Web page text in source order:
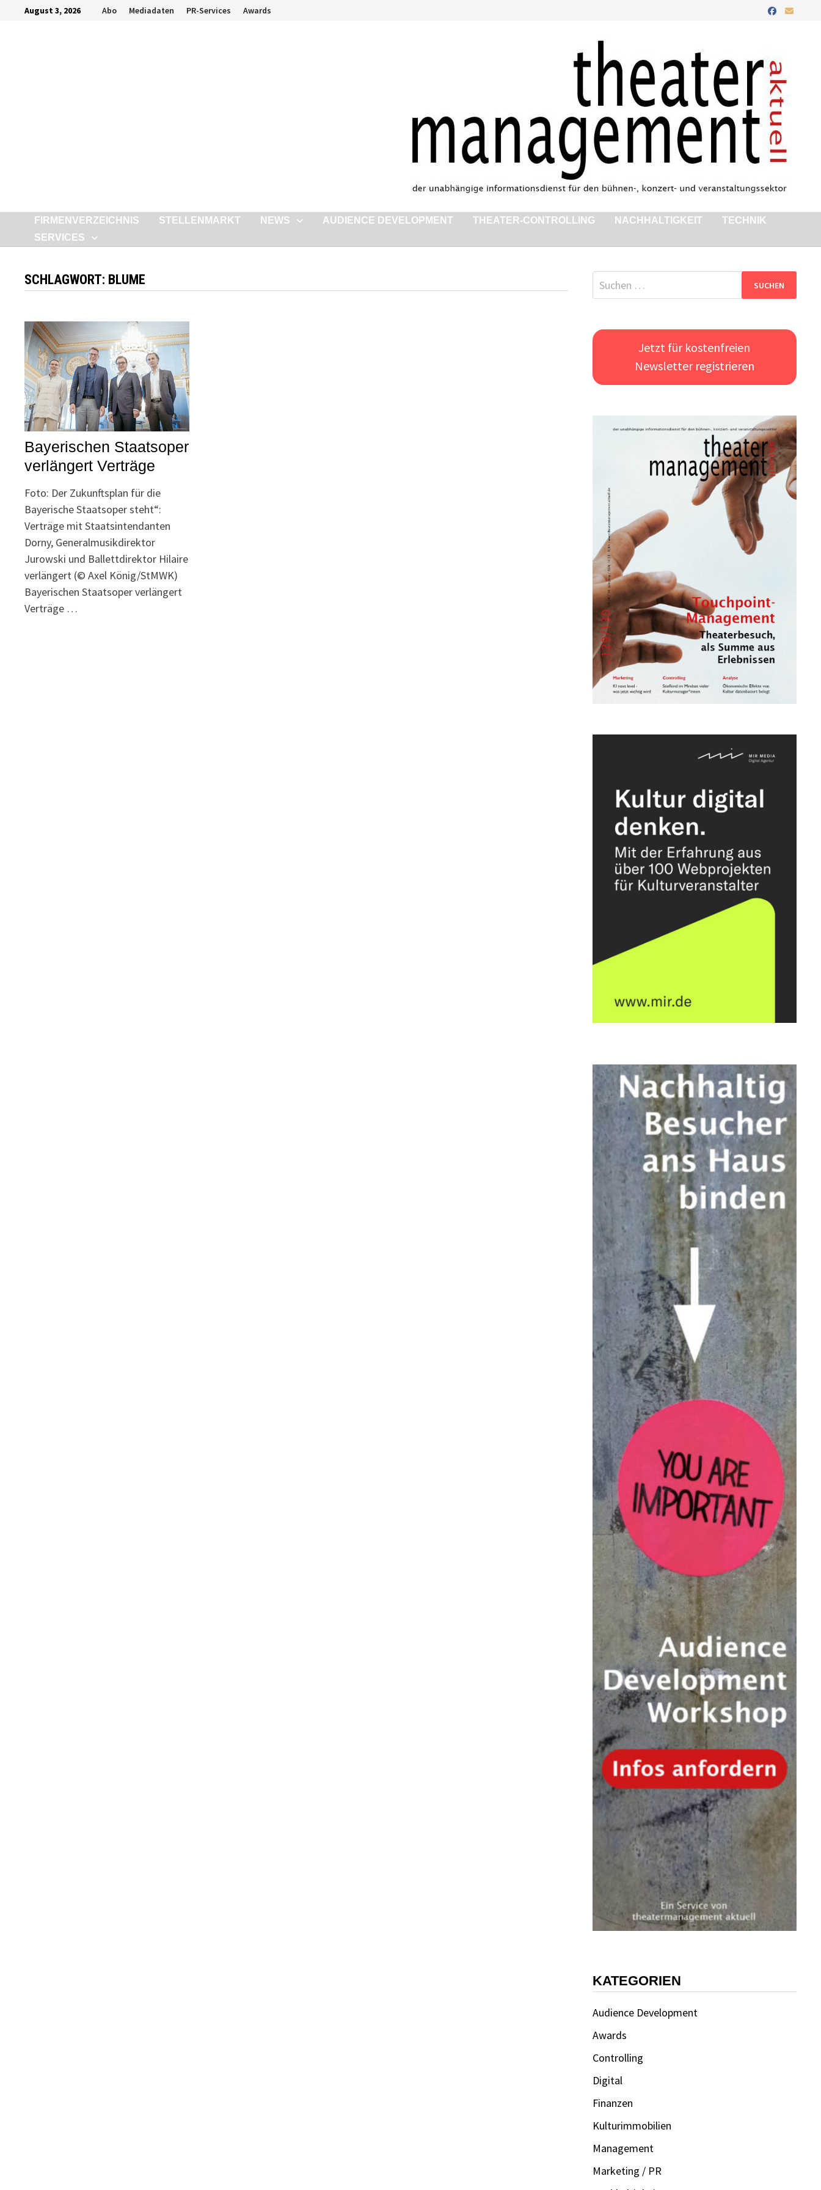
ZurückAugust 3, 2026 Abo Mediadaten PR-Services Awards
FIRMENVERZEICHNIS STELLENMARKT NEWS AUDIENCE DEVELOPMENT THEATER-CONTROLLING NACHHALTIGKEIT
TECHNIK
SERVICES
SCHLAGWORT: BLUME
Bayerischen Staatsoper
verlängert Verträge
Foto: Der Zukunftsplan für die
Bayerische Staatsoper steht“:
Verträge mit Staatsintendanten
Dorny, Generalmusikdirektor
Jurowski und Ballettdirektor Hilaire
verlängert (© Axel König/StMWK)
Bayerischen Staatsoper verlängert
Verträge …
Suchen
nach:
Jetzt für kostenfreien
Newsletter registrieren
KATEGORIEN
Audience Development
Awards
Controlling
Digital
Finanzen
Kulturimmobilien
Management
Marketing / PR